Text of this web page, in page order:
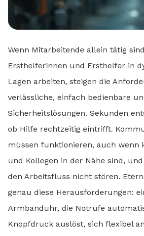
Wenn Mitarbeitende allein tätig
Ersthelferinnen und Ersthelfer in
Lagen arbeiten, steigen die
verlässliche, einfach bedienbare
Sicherheitslösungen. Sekunden
ob Hilfe rechtzeitig eintrifft.
müssen funktionieren, auch wenn
und Kollegen in der Nähe sind,
den Arbeitsfluss nicht stören.
genau diese Herausforderungen:
Armbanduhr, die Notrufe
Knopfdruck auslöst, sich flexibel